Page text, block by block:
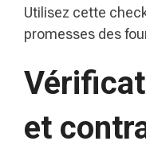
Utilisez cette
promesses des
et